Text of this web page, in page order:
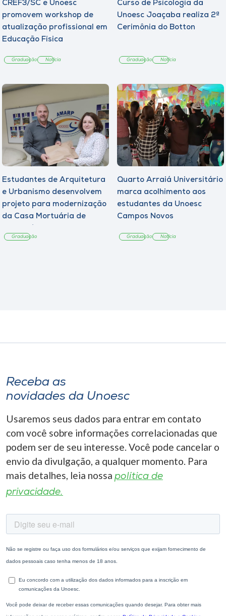
CREF3/SC e Unoesc
promovem workshop de
atualização profissional em
Educação Física
Graduação Notícia
Curso de Psicologia da
Unoesc Joaçaba realiza 2ª
Cerimônia do Botton
Graduação Notícia
Estudantes de Arquitetura
e Urbanismo desenvolvem
projeto para modernização
da Casa Mortuária de
Graduação
Quarto Arraiá Universitário
marca acolhimento aos
estudantes da Unoesc
Campos Novos
Graduação Notícia
Receba as
novidades da Unoesc
Usaremos seus dados para entrar em contato
com você sobre informações correlacionadas que
podem ser de seu interesse. Você pode cancelar o
envio da divulgação, a qualquer momento. Para
mais detalhes, leia nossa política de
privacidade.